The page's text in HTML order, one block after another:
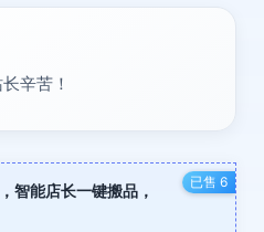
辛苦！
已售 6
智能店长一键搬品，